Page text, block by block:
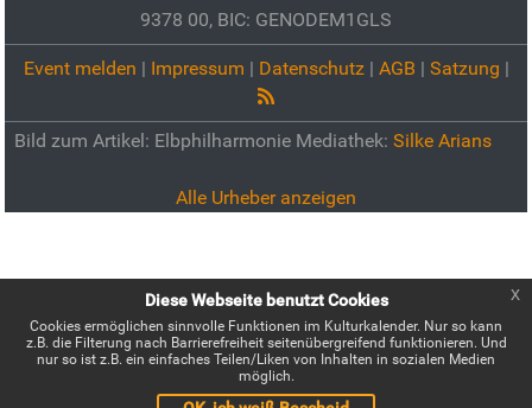
9378 00, BIC: GENODEM1GLS
Event melden | Impressum | Datenschutz| AGB | Satzung |
Bild zum Artikel: Elbphilharmonie Mediathek: Silke Arians
Alle Urheber anzeigen
Diese Webseite benutzt Cookies
Cookies ermöglichen sinnvolle Funktionen im Kulturkalender. Nur so kann
z.B. die Filterung nach Barrierefreiheit seitenübergreifend funktionieren. Und
nur so ist z.B. ein einfaches Teilen/Liken von Inhalten in sozialen Medien
möglich.
x